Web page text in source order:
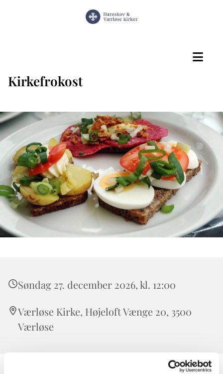
Kirkefrokost
Søndag 27. december 2026, kl. 12:00
Værløse Kirke, Højeloft Vænge 20, 3500
Værløse